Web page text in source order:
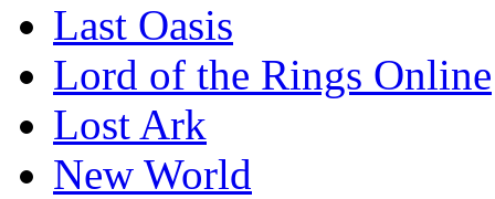
Last Oasis
Lord of the Rings Online
Lost Ark
New World